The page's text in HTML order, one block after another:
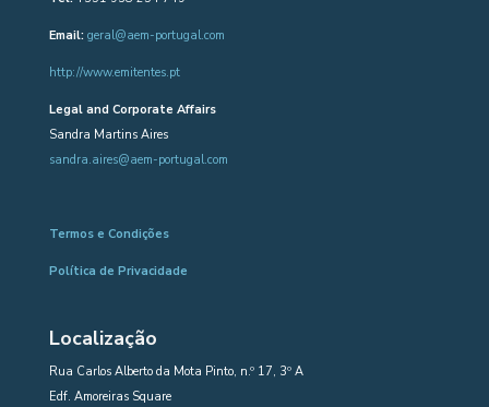
Email: geral@aem-portugal.com
http://www.emitentes.pt
Legal and Corporate Affairs
Sandra Martins Aires
sandra.aires@aem-portugal.com
Termos e Condições
Política de Privacidade
Localização
Rua Carlos Alberto da Mota Pinto, n.º 17, 3º A
Edf. Amoreiras Square